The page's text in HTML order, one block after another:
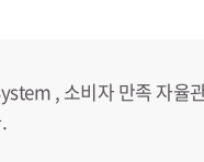
, 소비자 만족 자율